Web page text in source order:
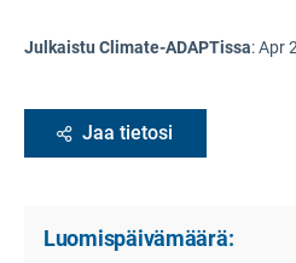
Julkaistu Climate-ADAPTissa:Apr
Jaa tietosi
Luomispäivämäärä: